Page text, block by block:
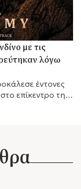
με τις
λόγω
έντονες
επίκεντρο της